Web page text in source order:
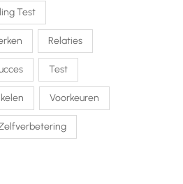
Test
Relaties
Test
Voorkeuren